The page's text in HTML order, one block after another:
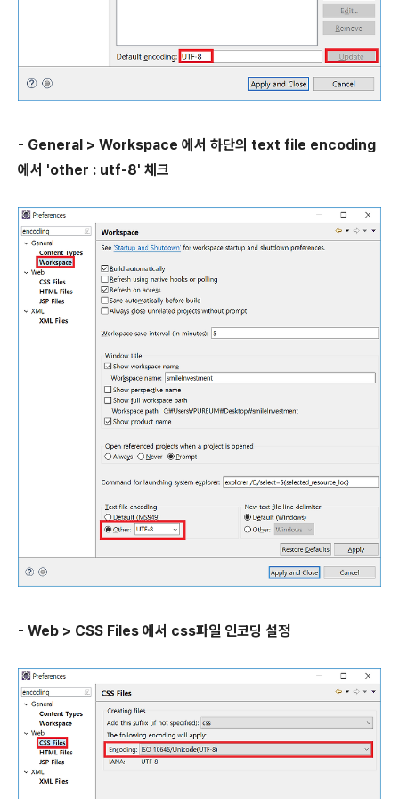
- General > Workspace 에서 하단의 text file encoding
에서 'other : utf-8' 체크
- Web > CSS Files 에서 css파일 인코딩 설정